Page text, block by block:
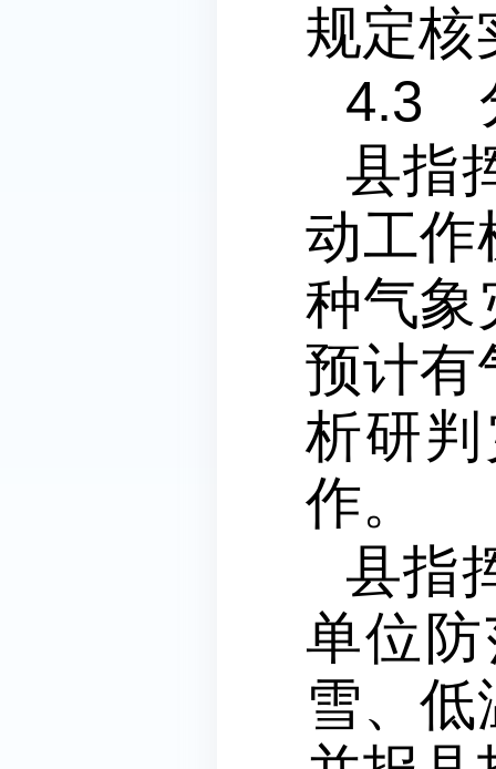
规定核
4.3
县指
动工作
种气象
预计有
析研
作。
县指
单位
雪、